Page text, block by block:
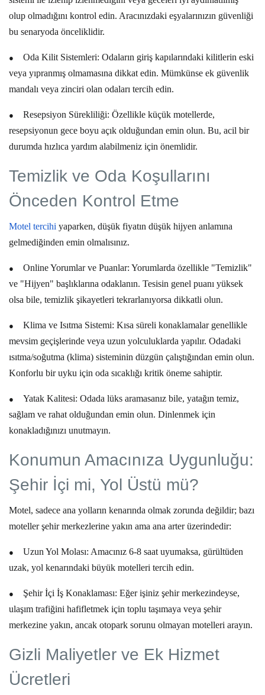
olup olmadığını kontrol edin. Aracınızdaki eşyalarınızın güvenliği
bu senaryoda önceliklidir.
● Oda Kilit Sistemleri: Odaların giriş kapılarındaki kilitlerin eski
veya yıpranmış olmamasına dikkat edin. Mümkünse ek güvenlik
mandalı veya zinciri olan odaları tercih edin.
● Resepsiyon Sürekliliği: Özellikle küçük motellerde,
resepsiyonun gece boyu açık olduğundan emin olun. Bu, acil bir
durumda hızlıca yardım alabilmeniz için önemlidir.
Temizlik ve Oda Koşullarını
Önceden Kontrol Etme
Motel tercihi yaparken, düşük fiyatın düşük hijyen anlamına
gelmediğinden emin olmalısınız.
● Online Yorumlar ve Puanlar: Yorumlarda özellikle "Temizlik"
ve "Hijyen" başlıklarına odaklanın. Tesisin genel puanı yüksek
olsa bile, temizlik şikayetleri tekrarlanıyorsa dikkatli olun.
● Klima ve Isıtma Sistemi: Kısa süreli konaklamalar genellikle
mevsim geçişlerinde veya uzun yolculuklarda yapılır. Odadaki
ısıtma/soğutma (klima) sisteminin düzgün çalıştığından emin olun.
Konforlu bir uyku için oda sıcaklığı kritik öneme sahiptir.
● Yatak Kalitesi: Odada lüks aramasanız bile, yatağın temiz,
sağlam ve rahat olduğundan emin olun. Dinlenmek için
konakladığınızı unutmayın.
Konumun Amacınıza Uygunluğu:
Şehir İçi mi, Yol Üstü mü?
Motel, sadece ana yolların kenarında olmak zorunda değildir; bazı
moteller şehir merkezlerine yakın ama ana arter üzerindedir:
● Uzun Yol Molası: Amacınız 6-8 saat uyumaksa, gürültüden
uzak, yol kenarındaki büyük motelleri tercih edin.
● Şehir İçi İş Konaklaması: Eğer işiniz şehir merkezindeyse,
ulaşım trafiğini hafifletmek için toplu taşımaya veya şehir
merkezine yakın, ancak otopark sorunu olmayan motelleri arayın.
Gizli Maliyetler ve Ek Hizmet
Ücretleri